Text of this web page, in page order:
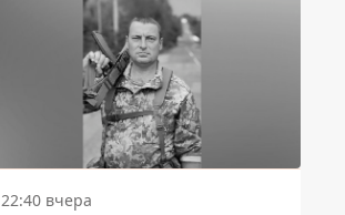
22:40 вчера